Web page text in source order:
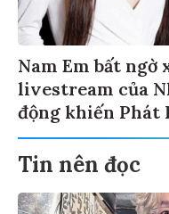
Nam Em bất
livestream của
động khiến Phát
Tin nên đọc